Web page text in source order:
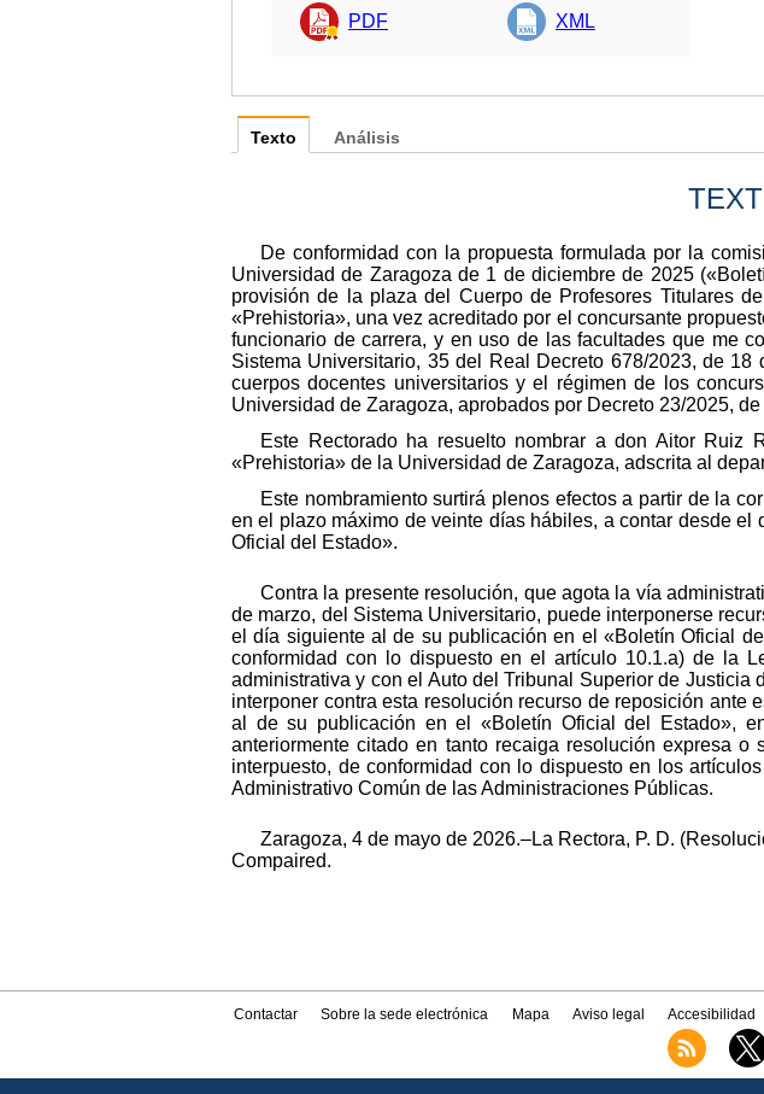
PDF XML
Texto
De conformidad con la propuesta formulada por la
Universidad de Zaragoza de 1 de diciembre de 2025
provisión de la plaza del Cuerpo de Profesores Titulares
«Prehistoria», una vez acreditado por el concursante
funcionario de carrera, y en uso de las facultades que me
Sistema Universitario, 35 del Real Decreto 678/2023, de
cuerpos docentes universitarios y el régimen de los
Universidad de Zaragoza, aprobados por Decreto 23/2025,
Este Rectorado ha resuelto nombrar a don Aitor Ruiz
«Prehistoria» de la Universidad de Zaragoza, adscrita al
Este nombramiento surtirá plenos efectos a partir de la
en el plazo máximo de veinte días hábiles, a contar desde
Oficial del Estado».
Contra la presente resolución, que agota la vía
de marzo, del Sistema Universitario, puede interponerse
el día siguiente al de su publicación en el «Boletín Oficial
conformidad con lo dispuesto en el artículo 10.1.a) de la
administrativa y con el Auto del Tribunal Superior de Justicia
interponer contra esta resolución recurso de reposición
al de su publicación en el «Boletín Oficial del Estado»,
anteriormente citado en tanto recaiga resolución expresa
interpuesto, de conformidad con lo dispuesto en los
Administrativo Común de las Administraciones Públicas.
Zaragoza, 4 de mayo de 2026.–La Rectora, P. D.
Compaired.
Análisis
Contactar Sobre la sede electrónica Mapa Aviso legal Accesibilidad